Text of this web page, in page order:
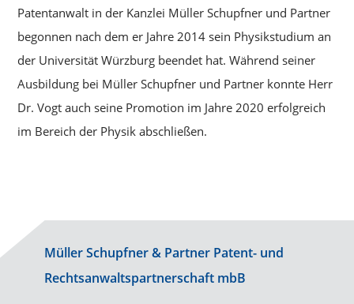
Patentanwalt in der Kanzlei Müller Schupfner und Partner
begonnen nach dem er Jahre 2014 sein Physikstudium an
der Universität Würzburg beendet hat. Während seiner
Ausbildung bei Müller Schupfner und Partner konnte Herr
Dr. Vogt auch seine Promotion im Jahre 2020 erfolgreich
im Bereich der Physik abschließen.
Müller Schupfner & Partner Patent- und
Rechtsanwaltspartnerschaft mbB